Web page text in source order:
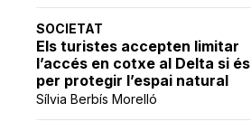
SOCIETAT
Els turistes accepten limitar
l’accés en cotxe al Delta si és
per protegir l’espai natural
Sílvia Berbís Morelló